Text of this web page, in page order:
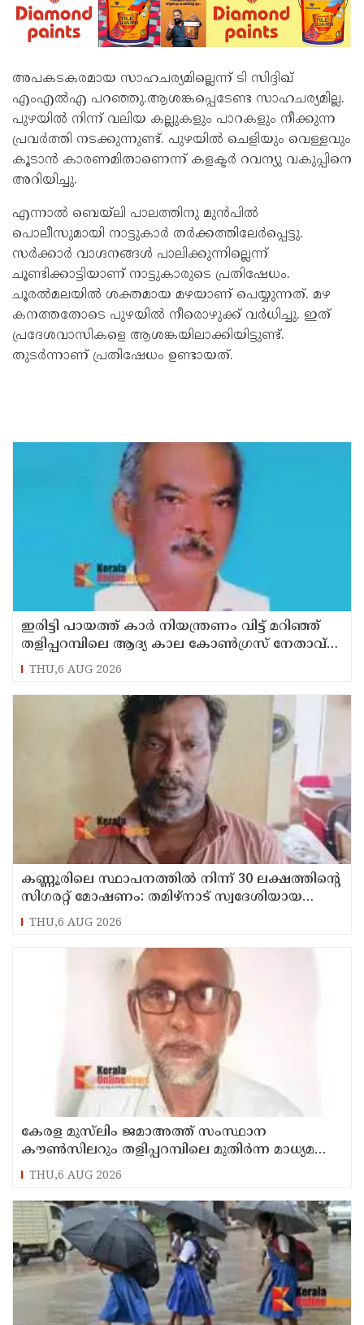
അപകടകരമായ സാഹചര്യമില്ലെന്ന് ടി സിദ്ദിഖ്
എംഎൽഎ പറഞ്ഞു.ആശങ്കപ്പെടേണ്ട സാഹചര്യമില്ല.
പുഴയിൽ നിന്ന് വലിയ കല്ലുകളും പാറകളും നീക്കുന്ന
പ്രവർത്തി നടക്കുന്നുണ്ട്. പുഴയിൽ ചെളിയും വെള്ളവും
കൂടാൻ കാരണമിതാണെന്ന് കളക്ടർ റവന്യു വകുപ്പിനെ
അറിയിച്ചു.
എന്നാൽ ബെയ്ലി പാലത്തിനു മുൻപിൽ
പൊലീസുമായി നാട്ടുകാർ തർക്കത്തിലേർപ്പെട്ടു.
സർക്കാർ വാ​ഗ്ദനങ്ങൾ പാലിക്കുന്നില്ലെന്ന്
ചൂണ്ടിക്കാട്ടിയാണ് നാട്ടുകാരുടെ പ്രതിഷേധം.
ചൂരൽമലയിൽ ശക്തമായ മഴയാണ് പെയ്യുന്നത്. മഴ
കനത്തതോടെ പുഴയിൽ നീരൊഴുക്ക് വർധിച്ചു. ഇത്
പ്രദേശവാസികളെ ആശങ്കയിലാക്കിയിട്ടുണ്ട്.
തുടർന്നാണ് പ്രതിഷേധം ഉണ്ടായത്.
ഇരിട്ടി പായത്ത് കാർ നിയന്ത്രണം വിട്ട് മറിഞ്ഞ്
തളിപ്പറമ്പിലെ ആദ്യ കാല കോണ്‍ഗ്രസ് നേതാവ്
മരിച്ചു
THU,6 AUG 2026
കണ്ണൂരിലെ സ്ഥാപനത്തിൽ നിന്ന് 30 ലക്ഷത്തിന്റെ
സിഗരറ്റ് മോഷണം: തമിഴ്‌നാട് സ്വദേശിയായ
സെയിൽസ്മാൻ തെങ്കാശിയിൽ പിടിയിൽ
THU,6 AUG 2026
കേരള മുസ്‌ലിം ജമാഅത്ത് സംസ്ഥാന
കൗൺസിലറും തളിപ്പറമ്പിലെ മുതിർന്ന മാധ്യമ
പ്രവർത്തകനുമായ ബി എ അലി മൊഗ്രാൽ
നിര്യാതനായി
THU,6 AUG 2026